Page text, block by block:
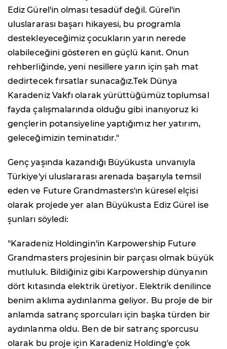
Ediz Gürel'in olması tesadüf değil. Gürel'in
uluslararası başarı hikayesi, bu programla
destekleyeceğimiz çocukların yarın nerede
olabileceğini gösteren en güçlü kanıt. Onun
rehberliğinde, yeni nesillere yarın için şah mat
dedirtecek fırsatlar sunacağız.Tek Dünya
Karadeniz Vakfı olarak yürüttüğümüz toplumsal
fayda çalışmalarında olduğu gibi inanıyoruz ki
gençlerin potansiyeline yaptığımız her yatırım,
geleceğimizin teminatıdır."
Genç yaşında kazandığı Büyükusta unvanıyla
Türkiye'yi uluslararası arenada başarıyla temsil
eden ve Future Grandmasters'ın küresel elçisi
olarak projede yer alan Büyükusta Ediz Gürel ise
şunları söyledi:
"Karadeniz Holdingin'in Karpowership Future
Grandmasters projesinin bir parçası olmak büyük
mutluluk. Bildiğiniz gibi Karpowership dünyanın
dört kıtasında elektrik üretiyor. Elektrik denilince
benim aklıma aydınlanma geliyor. Bu proje de bir
anlamda satranç sporcuları için başka türden bir
aydınlanma oldu. Ben de bir satranç sporcusu
olarak bu proje için Karadeniz Holding'e çok